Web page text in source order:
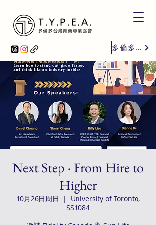
多倫多台商會
Next Step · From Hire to
Higher
10月26日周日
  |
University of Toronto,
SS1084